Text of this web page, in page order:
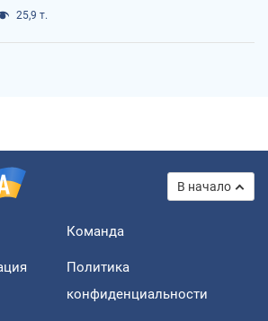
25,9 т.
В начало
Команда
Политика
конфиденциальности